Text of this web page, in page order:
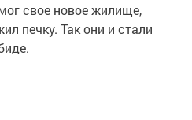
свое новое жилище,
печку. Так они и стали